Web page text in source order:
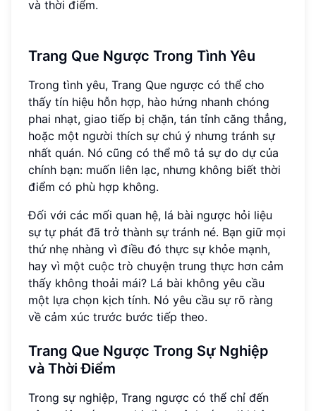
và thời điểm.
Trang Que Ngược Trong Tình Yêu
Trong tình yêu, Trang Que ngược có thể cho
thấy tín hiệu hỗn hợp, hào hứng nhanh chóng
phai nhạt, giao tiếp bị chặn, tán tỉnh căng thẳng,
hoặc một người thích sự chú ý nhưng tránh sự
nhất quán. Nó cũng có thể mô tả sự do dự của
chính bạn: muốn liên lạc, nhưng không biết thời
điểm có phù hợp không.
Đối với các mối quan hệ, lá bài ngược hỏi liệu
sự tự phát đã trở thành sự tránh né. Bạn giữ mọi
thứ nhẹ nhàng vì điều đó thực sự khỏe mạnh,
hay vì một cuộc trò chuyện trung thực hơn cảm
thấy không thoải mái? Lá bài không yêu cầu
một lựa chọn kịch tính. Nó yêu cầu sự rõ ràng
về cảm xúc trước bước tiếp theo.
Trang Que Ngược Trong Sự Nghiệp
và Thời Điểm
Trong sự nghiệp, Trang ngược có thể chỉ đến